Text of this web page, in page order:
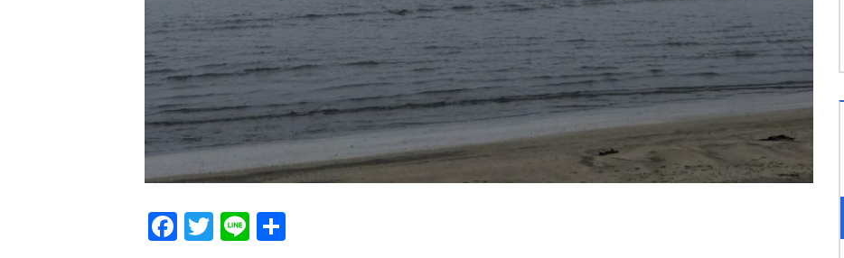
Facebook
Twitter
Line